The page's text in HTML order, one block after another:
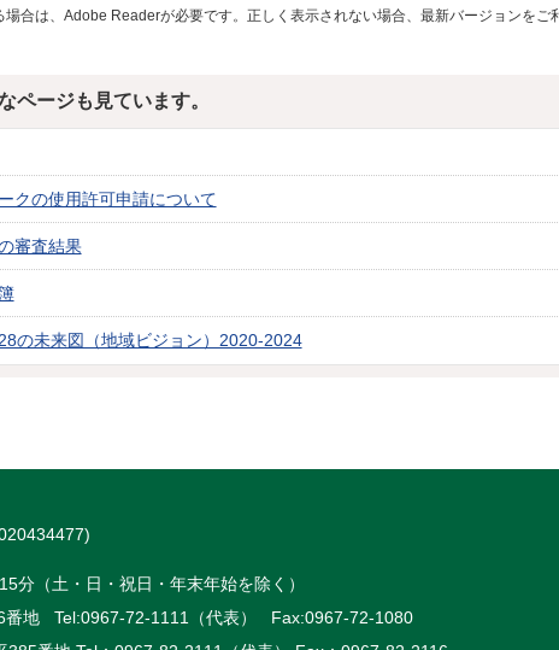
場合は、Adobe Readerが必要です。正しく表示されない場合、最新バージョンをご
ページも見ています。
クの使用許可申請について
審査結果
の未来図（地域ビジョン）2020-2024
分（土・日・祝日・年末年始を除く）
番地 Tel:0967-72-1111（代表）
Fax:0967-72-1080